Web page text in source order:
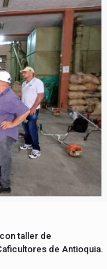
taller de
de Antioquia.